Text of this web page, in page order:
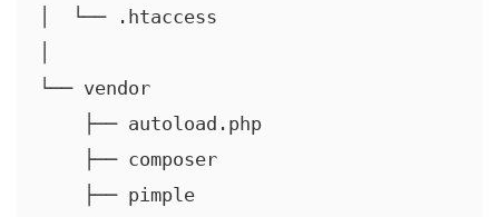
│  └── .htaccess
└── vendor
    ├── autoload.php
    ├── composer
    ├── pimple